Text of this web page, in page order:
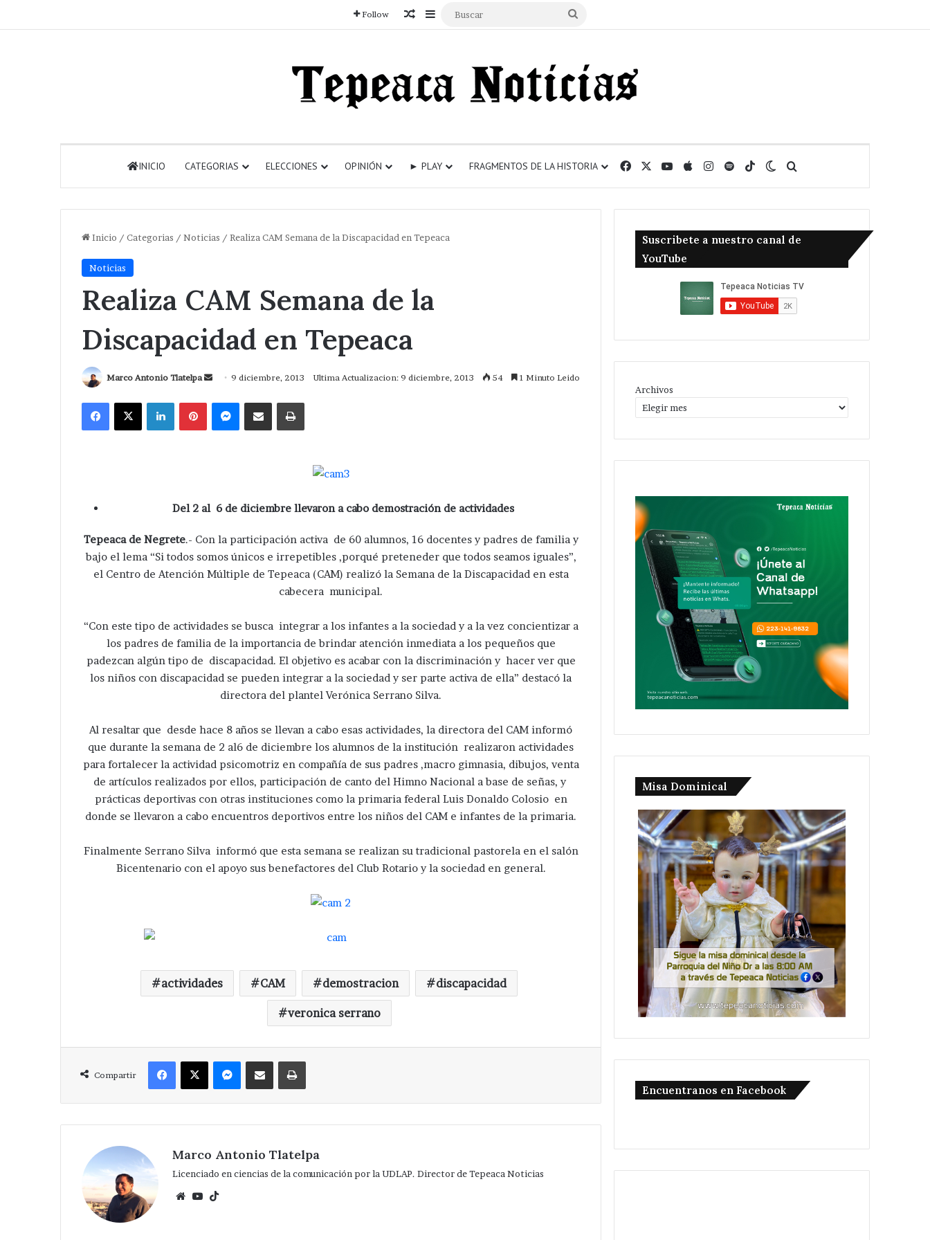
Follow Articulo aleatorio
Sidebar
INICIO CATEGORIAS ELECCIONES OPINIÓN ► PLAY FRAGMENTOS DE LA HISTORIA FacebookYouTube
AppleInstagram
SpotifyTikTokSwitch skin
Inicio / Categorias / Noticias / Realiza CAM Semana de la Discapacidad en Tepeaca
Noticias
Realiza CAM Semana de la
Discapacidad en Tepeaca
Marco Antonio Tlatelpa
Send
email
9 diciembre, 2013 Ultima Actualizacion: 9 diciembre, 2013 54 1 Minuto Leido
Facebook
X LinkedInPinterestMessengerCompartir via CorreoImprimir
Del 2 al 6 de diciembre llevaron a cabo demostración de actividades
Tepeaca de Negrete.- Con la participación activa de 60 alumnos, 16 docentes y padres de familia y
bajo el lema “Si todos somos únicos e irrepetibles ,porqué preteneder que todos seamos iguales”,
el Centro de Atención Múltiple de Tepeaca (CAM) realizó la Semana de la Discapacidad en esta
cabecera municipal.
“Con este tipo de actividades se busca integrar a los infantes a la sociedad y a la vez concientizar a
los padres de familia de la importancia de brindar atención inmediata a los pequeños que
padezcan algún tipo de discapacidad. El objetivo es acabar con la discriminación y hacer ver que
los niños con discapacidad se pueden integrar a la sociedad y ser parte activa de ella” destacó la
directora del plantel Verónica Serrano Silva.
Al resaltar que desde hace 8 años se llevan a cabo esas actividades, la directora del CAM informó
que durante la semana de 2 al6 de diciembre los alumnos de la institución realizaron actividades
para fortalecer la actividad psicomotriz en compañía de sus padres ,macro gimnasia, dibujos, venta
de artículos realizados por ellos, participación de canto del Himno Nacional a base de señas, y
prácticas deportivas con otras instituciones como la primaria federal Luis Donaldo Colosio en
donde se llevaron a cabo encuentros deportivos entre los niños del CAM e infantes de la primaria.
Finalmente Serrano Silva informó que esta semana se realizan su tradicional pastorela en el salón
Bicentenario con el apoyo sus benefactores del Club Rotario y la sociedad en general.
actividades CAM demostracion discapacidad
veronica serrano
Compartir
Facebook
X MessengerCompartir via CorreoImprimir
Marco Antonio Tlatelpa
Licenciado en ciencias de la comunicación por la UDLAP. Director de Tepeaca Noticias
WebsiteYouTube
Suscribete a nuestro canal de
YouTube
Archivos
Misa Dominical
Encuentranos en Facebook